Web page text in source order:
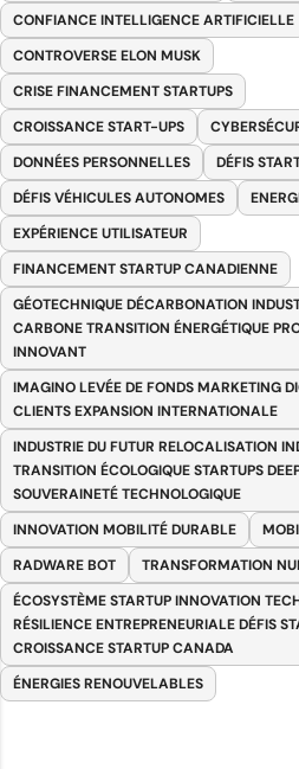
CONFIANCE INTELLIGENCE ARTIFICIELLE
CONTROVERSE ELON MUSK
CRISE FINANCEMENT STARTUPS
CROISSANCE START-UPS
DONNÉES PERSONNELLES
DÉFIS
DÉFIS VÉHICULES AUTONOMES
EXPÉRIENCE UTILISATEUR
FINANCEMENT STARTUP CANADIENNE
GÉOTECHNIQUE DÉCARBONATION
CARBONE TRANSITION ÉNERGÉTIQUE
INNOVANT
IMAGINO LEVÉE DE FONDS MARKETING
CLIENTS EXPANSION INTERNATIONALE
INDUSTRIE DU FUTUR RELOCALISATION
TRANSITION ÉCOLOGIQUE STARTUPS
SOUVERAINETÉ TECHNOLOGIQUE
INNOVATION MOBILITÉ DURABLE
RADWARE BOT
TRANSFORMATION
ÉCOSYSTÈME STARTUP INNOVATION
RÉSILIENCE ENTREPRENEURIALE DÉFIS
CROISSANCE STARTUP CANADA
ÉNERGIES RENOUVELABLES